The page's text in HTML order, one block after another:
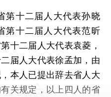
十二届人大代表孙晓
第十二届人大代表范昕
十二届人大代表袁菱，
届人大代表徐孟加，由
本人已提出辞去省人大
关规定，以上四人的省